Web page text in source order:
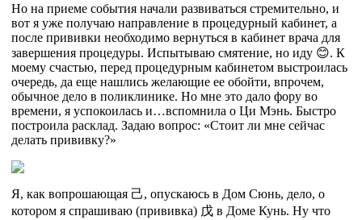
Но на приеме события начали развиваться стремительно, и
вот я уже получаю направление в процедурный кабинет, а
после прививки необходимо вернуться в кабинет врача для
завершения процедуры. Испытываю смятение, но иду 😊. К
моему счастью, перед процедурным кабинетом выстроилась
очередь, да еще нашлись желающие ее обойти, впрочем,
обычное дело в поликлинике. Но мне это дало фору во
времени, я успокоилась и…вспомнила о Ци Мэнь. Быстро
построила расклад. Задаю вопрос: «Стоит ли мне сейчас
делать прививку?»
Я, как вопрошающая 己, опускаюсь в Дом Сюнь, дело, о
котором я спрашиваю (прививка) 戊 в Доме Кунь. Ну что